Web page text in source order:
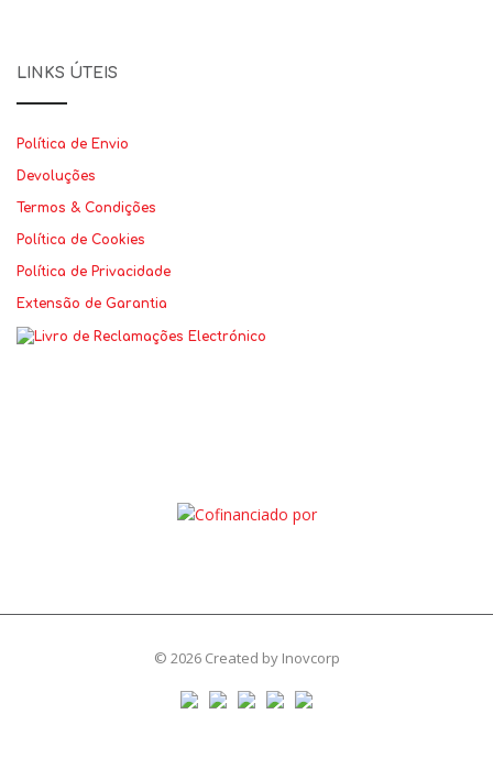
LINKS ÚTEIS
Política de Envio
Devoluções
Termos & Condições
Política de Cookies
Política de Privacidade
Extensão de Garantia
© 2026 Created by Inovcorp